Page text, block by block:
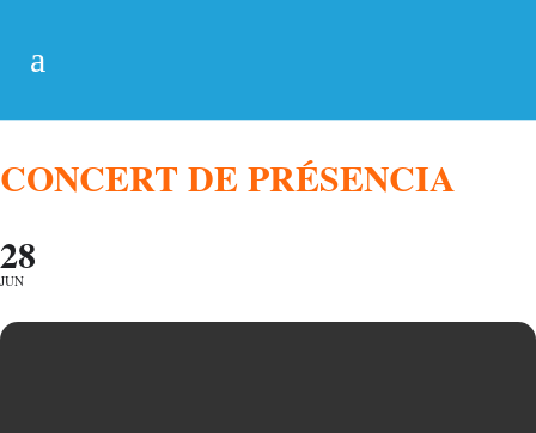
CONCERT DE PRÉSENCIA
28
JUN